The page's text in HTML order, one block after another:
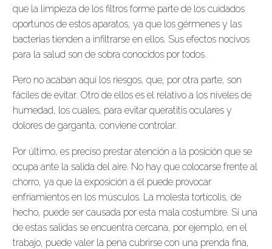
que la limpieza de los filtros forme parte de los cuidados
oportunos de estos aparatos, ya que los gérmenes y las
bacterias tienden a infiltrarse en ellos. Sus efectos nocivos
para la salud son de sobra conocidos por todos.
Pero no acaban aquí los riesgos, que, por otra parte, son
fáciles de evitar. Otro de ellos es el relativo a los niveles de
humedad, los cuales, para evitar queratitis oculares y
dolores de garganta, conviene controlar.
Por último, es preciso prestar atención a la posición que se
ocupa ante la salida del aire. No hay que colocarse frente al
chorro, ya que la exposición a él puede provocar
enfriamientos en los músculos. La molesta tortícolis, de
hecho, puede ser causada por esta mala costumbre. Si una
de estas salidas se encuentra cercana, por ejemplo, en el
trabajo, puede valer la pena cubrirse con una prenda fina,